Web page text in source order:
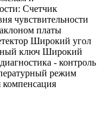
Счетчик
чувствительности
платы
Широкий угол
ключ Широкий
- контроль
режим
компенсация